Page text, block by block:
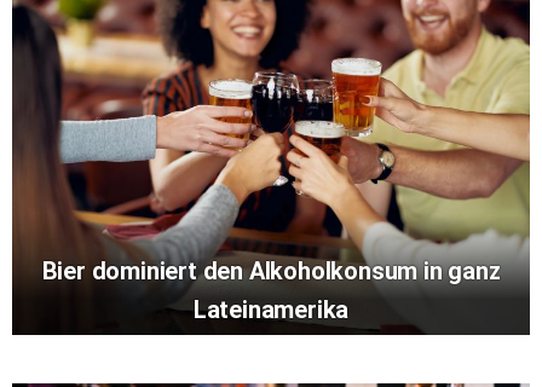
Bier dominiert den Alkoholkonsum in ganz
Lateinamerika